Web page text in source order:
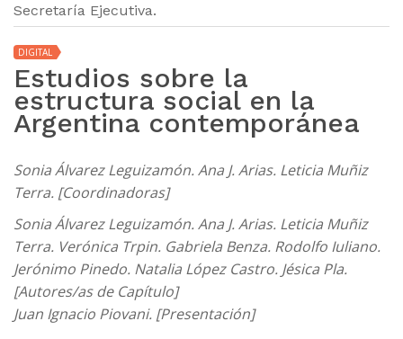
Secretaría Ejecutiva.
DIGITAL
Estudios sobre la
estructura social en la
Argentina contemporánea
Sonia Álvarez Leguizamón. Ana J. Arias. Leticia Muñiz
Terra. [Coordinadoras]
Sonia Álvarez Leguizamón. Ana J. Arias. Leticia Muñiz
Terra. Verónica Trpin. Gabriela Benza. Rodolfo Iuliano.
Jerónimo Pinedo. Natalia López Castro. Jésica Pla.
[Autores/as de Capítulo]
Juan Ignacio Piovani. [Presentación]